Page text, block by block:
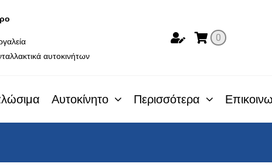
αυτοκινήτων
0
Αυτοκίνητο Περισσότερα